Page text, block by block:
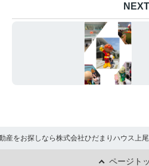
NEXT
産をお探しなら株式会社ひだまりハウス上
ページト